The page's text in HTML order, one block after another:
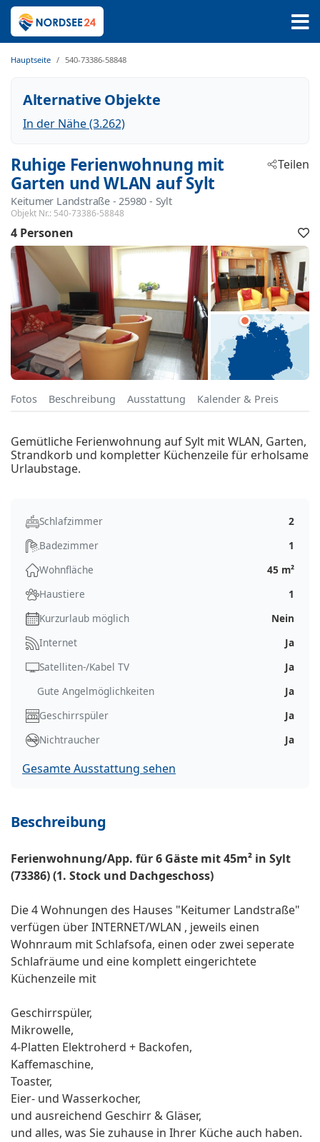
Hauptseite 540-73386-58848
Alternative Objekte
In der Nähe (3.262)
Ruhige Ferienwohnung mit
Garten und WLAN auf Sylt
Keitumer Landstraße - 25980 - Sylt
Objekt Nr.: 540-73386-58848
Teilen
4 Personen
Fotos Beschreibung Ausstattung Kalender & Preis
Gemütliche Ferienwohnung auf Sylt mit WLAN, Garten,
Strandkorb und kompletter Küchenzeile für erholsame
Urlaubstage.
Schlafzimmer
2
Badezimmer
1
Wohnfläche
45 m²
Haustiere
1
Kurzurlaub möglich
Nein
Internet
Ja
Satelliten-/Kabel TV
Ja
Gute Angelmöglichkeiten
Ja
Geschirrspüler
Ja
Nichtraucher
Ja
Gesamte Ausstattung sehen
Beschreibung
Ferienwohnung/App. für 6 Gäste mit 45m² in Sylt
(73386) (1. Stock und Dachgeschoss)
Die 4 Wohnungen des Hauses "Keitumer Landstraße"
verfügen über INTERNET/WLAN , jeweils einen
Wohnraum mit Schlafsofa, einen oder zwei seperate
Schlafräume und eine komplett eingerichtete
Küchenzeile mit
Geschirrspüler,
Mikrowelle,
4-Platten Elektroherd + Backofen,
Kaffemaschine,
Toaster,
Eier- und Wasserkocher,
und ausreichend Geschirr & Gläser,
und alles, was Sie zuhause in Ihrer Küche auch haben.